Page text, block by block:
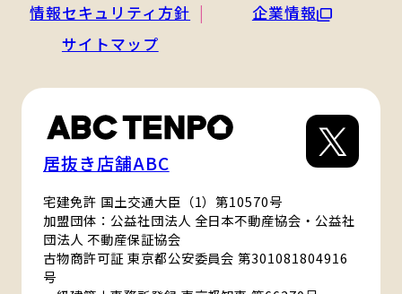
情報セキュリティ方針
企業情報
サイトマップ
居抜き店舗ABC
宅建免許 国土交通大臣（1）第10570号
加盟団体：公益社団法人 全日本不動産協会・公益社
団法人 不動産保証協会
古物商許可証 東京都公安委員会 第301081804916
号